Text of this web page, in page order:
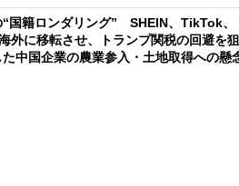
国籍ロンダリング” SHEIN、TikTok、
外に移転させ、トランプ関税の回避を
中国企業の農業参入・土地取得への懸